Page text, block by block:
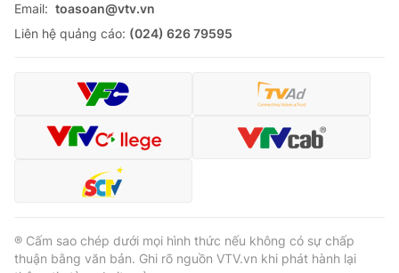
Emagazine Podcast
Video Shorts video
VTV Money
VTV Sức khoẻ Bất động sản
Email: toasoan@vtv.vn
Liên hệ quảng cáo: (024) 626 79595
® Cấm sao chép dưới mọi hình thức nếu không có sự chấp
thuận bằng văn bản. Ghi rõ nguồn VTV.vn khi phát hành lại